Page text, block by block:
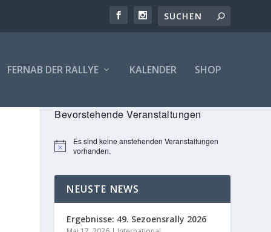
FERNAB DER RALLYE KALENDER SHOP
Bevorstehende Veranstaltungen
Hinweis
Es sind keine anstehenden Veranstaltungen
vorhanden.
NEUSTE NEWS
Ergebnisse: 49. Sezoensrally 2026